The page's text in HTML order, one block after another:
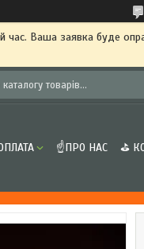
час. Ваша заявка буде
☝ПРО НАС ⛳